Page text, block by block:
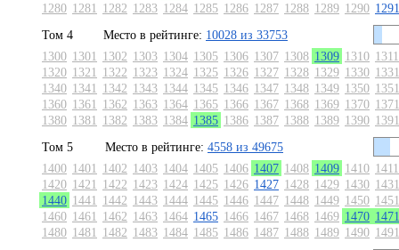
1280 1281 1282 1283 1284 1285 1286 1287 1288 1289 1290 1291
Том 4
Место в рейтинге: 10028 из 33753
1300 1301 1302 1303 1304 1305 1306 1307 1308 1309 1310 1311
1320 1321 1322 1323 1324 1325 1326 1327 1328 1329 1330 1331
1340 1341 1342 1343 1344 1345 1346 1347 1348 1349 1350 1351
1360 1361 1362 1363 1364 1365 1366 1367 1368 1369 1370 1371
1380 1381 1382 1383 1384 1385 1386 1387 1388 1389 1390 1391
Том 5
Место в рейтинге: 4558 из 49675
1400 1401 1402 1403 1404 1405 1406 1407 1408 1409 1410 1411
1420 1421 1422 1423 1424 1425 1426 1427 1428 1429 1430 1431
1440 1441 1442 1443 1444 1445 1446 1447 1448 1449 1450 1451
1460 1461 1462 1463 1464 1465 1466 1467 1468 1469 1470 1471
1480 1481 1482 1483 1484 1485 1486 1487 1488 1489 1490 1491